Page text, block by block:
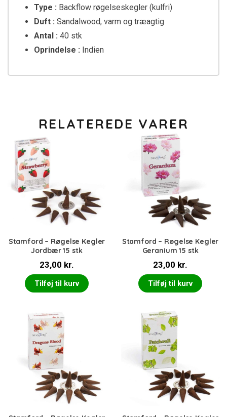
Type : Backflow røgelseskegler (kulfri)
Duft : Sandalwood, varm og træagtig
Antal : 40 stk
Oprindelse : Indien
RELATEREDE VARER
Stamford – Røgelse Kegler
Jordbær 15 stk
23,00 kr.
Tilføj til kurv
Stamford – Røgelse Kegler
Geranium 15 stk
23,00 kr.
Tilføj til kurv